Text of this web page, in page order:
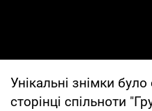
Унікальні знімки
сторінці спільноти